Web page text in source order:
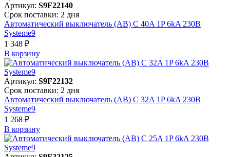
Артикул: S9F22140
Срок поставки: 2 дня
Автоматический выключатель (АВ) C 40A 1P 6kA 230В
Systeme9
1 348 ₽
В корзинy
Артикул: S9F22132
Срок поставки: 2 дня
Автоматический выключатель (АВ) C 32A 1P 6kA 230В
Systeme9
1 268 ₽
В корзинy